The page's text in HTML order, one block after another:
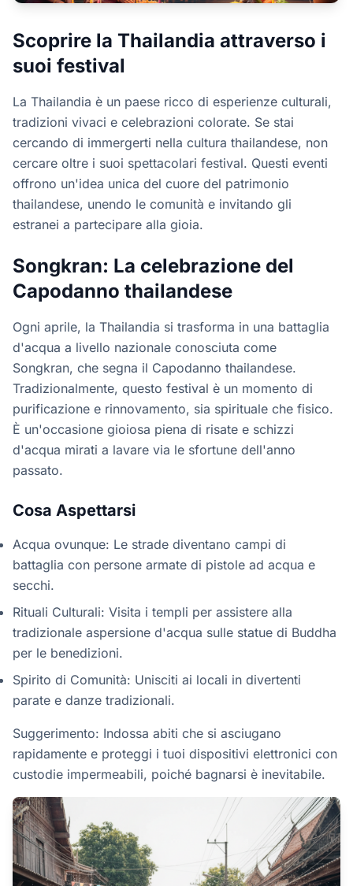
Scoprire la Thailandia attraverso i
suoi festival
La Thailandia è un paese ricco di esperienze culturali,
tradizioni vivaci e celebrazioni colorate. Se stai
cercando di immergerti nella cultura thailandese, non
cercare oltre i suoi spettacolari festival. Questi eventi
offrono un'idea unica del cuore del patrimonio
thailandese, unendo le comunità e invitando gli
estranei a partecipare alla gioia.
Songkran: La celebrazione del
Capodanno thailandese
Ogni aprile, la Thailandia si trasforma in una battaglia
d'acqua a livello nazionale conosciuta come
Songkran, che segna il Capodanno thailandese.
Tradizionalmente, questo festival è un momento di
purificazione e rinnovamento, sia spirituale che fisico.
È un'occasione gioiosa piena di risate e schizzi
d'acqua mirati a lavare via le sfortune dell'anno
passato.
Cosa Aspettarsi
Acqua ovunque: Le strade diventano campi di
battaglia con persone armate di pistole ad acqua e
secchi.
Rituali Culturali: Visita i templi per assistere alla
tradizionale aspersione d'acqua sulle statue di Buddha
per le benedizioni.
Spirito di Comunità: Unisciti ai locali in divertenti
parate e danze tradizionali.
Suggerimento: Indossa abiti che si asciugano
rapidamente e proteggi i tuoi dispositivi elettronici con
custodie impermeabili, poiché bagnarsi è inevitabile.